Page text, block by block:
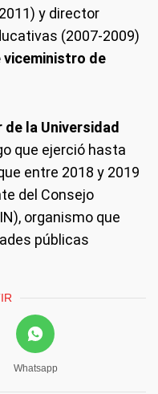
y director
(2007-2009)
viceministro de
de la Universidad
que ejerció hasta
entre 2018 y 2019
del Consejo
organismo que
públicas
Whatsapp